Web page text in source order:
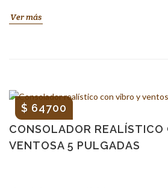
Ver más
CONSOLADOR REALÍSTICO
VENTOSA 5 PULGADAS
$ 64700